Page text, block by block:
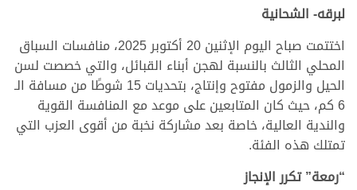
لبرقه- الشحانية
اختتمت صباح اليوم الإثنين 20 أكتوبر 2025، منافسات السباق
المحلي الثالث بالنسبة لهجن أبناء القبائل، والتي خصصت لسن
الحيل والزمول مفتوح وإنتاج، بتحديات 15 شوطًا من مسافة الـ
6 كم، حيث كان المتابعين على موعد مع المنافسة القوية
والندية العالية، خاصة بعد مشاركة نخبة من أقوى العزب التي
تمتلك هذه الفئة.
“رمعة” تكرر الإنجاز